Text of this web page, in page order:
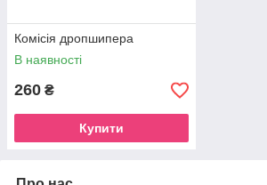
Комісія дропшипера
В наявності
260 ₴
Купити